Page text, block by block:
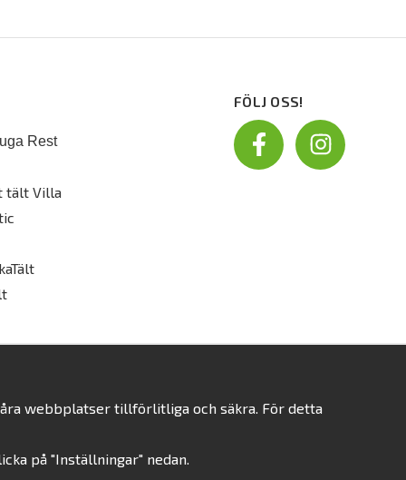
Rest
tält Villa
FÖLJ OSS!
webbplatser tillförlitliga och säkra. För detta
på "Inställningar" nedan.